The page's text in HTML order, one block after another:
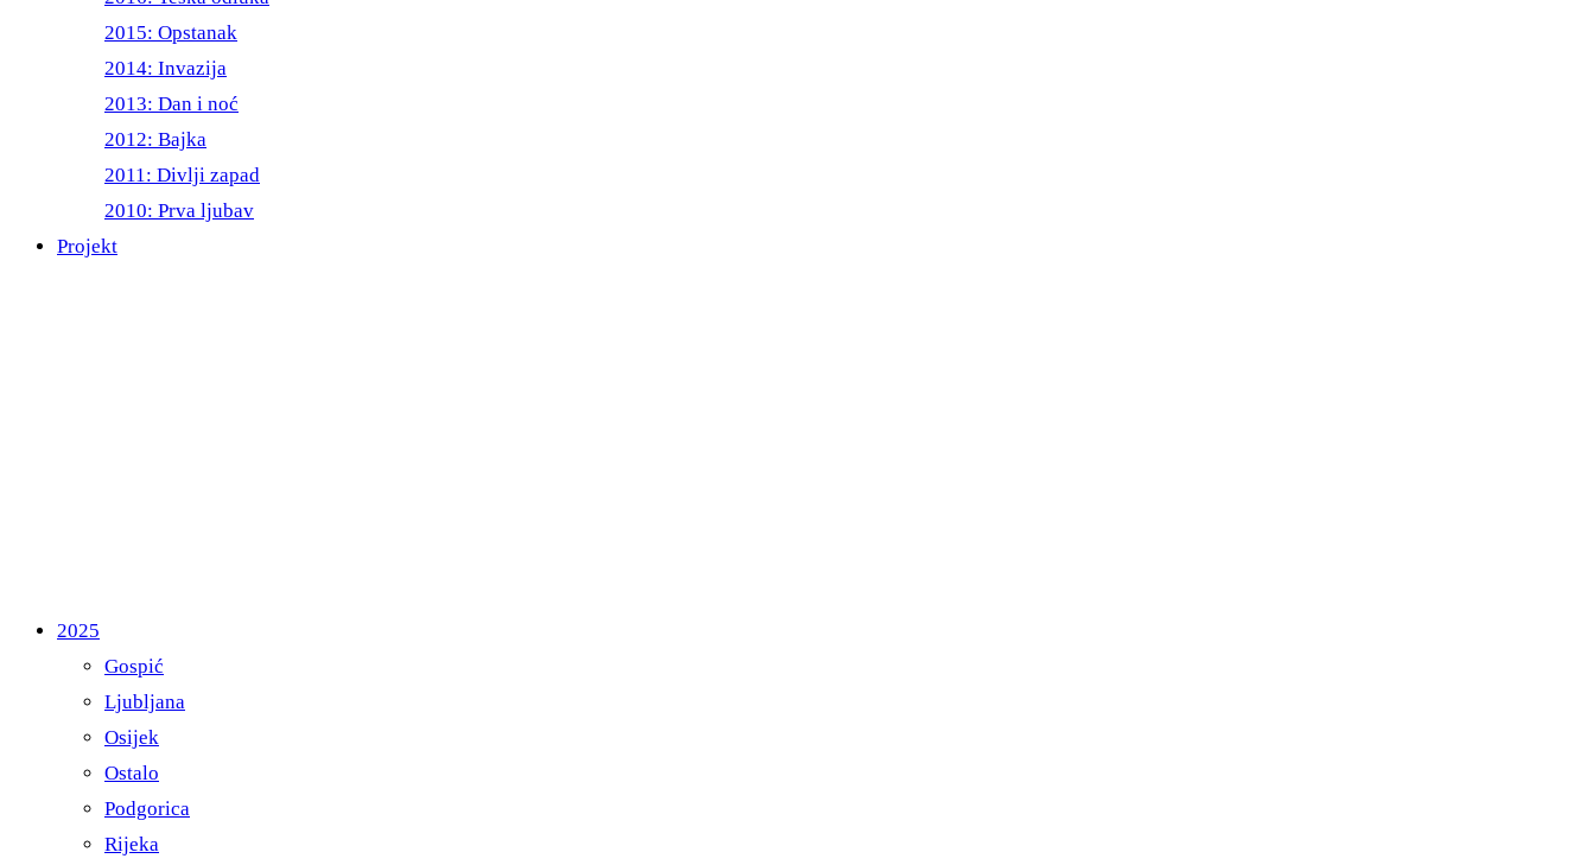
2015: Opstanak
2014: Invazija
2013: Dan i noć
2012: Bajka
2011: Divlji zapad
2010: Prva ljubav
Projekt
2025
Gospić
Ljubljana
Osijek
Ostalo
Podgorica
Rijeka